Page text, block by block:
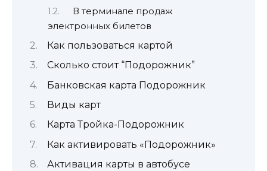
В терминале продаж
электронных билетов
Как пользоваться картой
Сколько стоит “Подорожник”
Банковская карта Подорожник
Виды карт
Карта Тройка-Подорожник
Как активировать «Подорожник»
Активация карты в автобусе